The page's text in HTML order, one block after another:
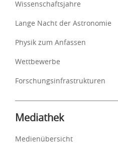
Wissenschaftsjahre
Lange Nacht der Astronomie
Physik zum Anfassen
Wettbewerbe
Forschungsinfrastrukturen
Mediathek
Medienübersicht